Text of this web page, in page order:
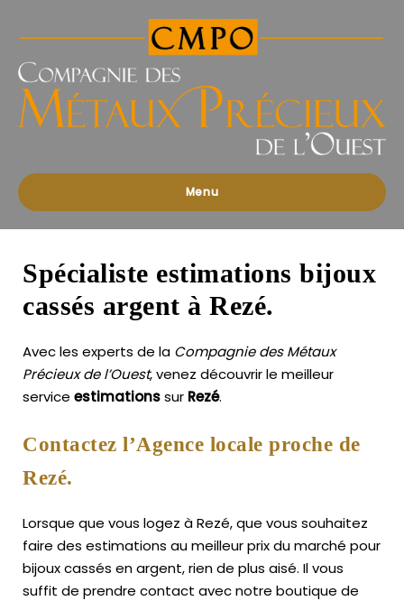
des
Précieux
l'Ouest
Menu
Spécialiste estimations bijoux
cassés argent à Rezé.
Avec les experts de la Compagnie des Métaux
Précieux de l’Ouest, venez découvrir le meilleur
service estimationssur Rezé.
Contactez l’Agence locale proche de
Rezé.
Lorsque que vous logez à Rezé, que vous souhaitez
faire des estimations au meilleur prix du marché pour
bijoux cassés en argent, rien de plus aisé. Il vous
suffit de prendre contact avec notre boutique de